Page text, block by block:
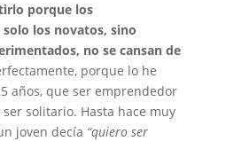
porque los
los novatos, sino
no se cansan de
porque lo he
años, que ser emprendedor
solitario. Hasta hace muy
joven decía “quiero ser